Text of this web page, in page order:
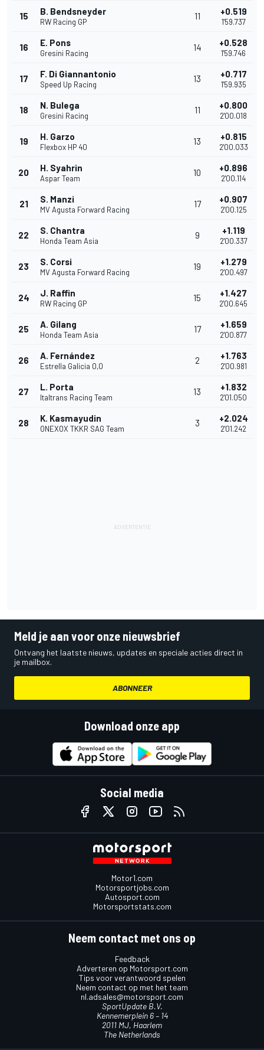
15 B. Bendsneyder
RW Racing GP
11 +0.519
1'59.737
16 E. Pons
Gresini Racing
14 +0.528
1'59.746
17 F. Di Giannantonio
Speed Up Racing
13 +0.717
1'59.935
18 N. Bulega
Gresini Racing
11 +0.800
2'00.018
19 H. Garzo
Flexbox HP 40
13 +0.815
2'00.033
20 H. Syahrin
Aspar Team
10 +0.896
2'00.114
21 S. Manzi
MV Agusta Forward Racing
17 +0.907
2'00.125
22 S. Chantra
Honda Team Asia
9 +1.119
2'00.337
23 S. Corsi
MV Agusta Forward Racing
19 +1.279
2'00.497
24 J. Raffin
RW Racing GP
15 +1.427
2'00.645
25 A. Gilang
Honda Team Asia
17 +1.659
2'00.877
26 A. Fernández
Estrella Galicia 0,0
2 +1.763
2'00.981
27 L. Porta
Italtrans Racing Team
13 +1.832
2'01.050
28 K. Kasmayudin
ONEXOX TKKR SAG Team
3 +2.024
2'01.242
Meld je aan voor onze nieuwsbrief
Ontvang het laatste nieuws, updates en speciale acties direct in
je mailbox.
ABONNEER
Download onze app
Social media
Motor1.com
Motorsportjobs.com
Autosport.com
Motorsportstats.com
Neem contact met ons op
Feedback
Adverteren op Motorsport.com
Tips voor verantwoord spelen
Neem contact op met het team
nl.adsales@motorsport.com
SportUpdate B.V.
Kennemerplein 6 – 14
2011 MJ, Haarlem
The Netherlands